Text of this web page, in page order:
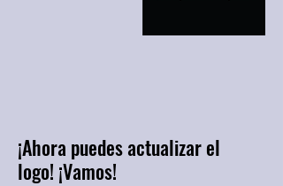
¡Ahora puedes actualizar el
logo! ¡Vamos!